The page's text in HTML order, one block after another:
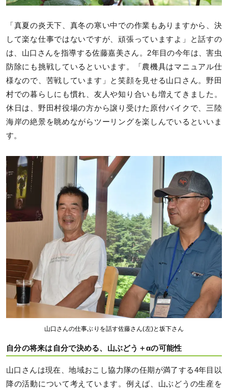
「真夏の炎天下、真冬の寒い中での作業もありますから、決
して楽な仕事ではないですが、頑張っていますよ」と話すの
は、山口さんを指導する佐藤嘉美さん。2年目の今年は、害虫
防除にも挑戦しているといいます。「農機具はマニュアル仕
様なので、苦戦しています」と笑顔を見せる山口さん。野田
村での暮らしにも慣れ、友人や知り合いも増えてきました。
休日は、野田村役場の方から譲り受けた原付バイクで、三陸
海岸の絶景を眺めながらツーリングを楽しんでいるといいま
す。
山口さんの仕事ぶりを話す佐藤さん(左)と坂下さん
自分の将来は自分で決める、山ぶどう＋αの可能性
山口さんは現在、地域おこし協力隊の任期が満了する4年目以
降の活動について考えています。例えば、山ぶどうの生産を